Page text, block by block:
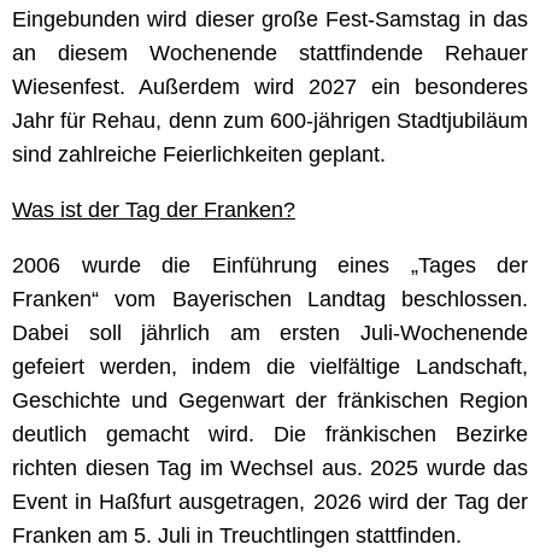
Eingebunden wird dieser große Fest-Samstag in das
an diesem Wochenende stattfindende Rehauer
Wiesenfest. Außerdem wird 2027 ein besonderes
Jahr für Rehau, denn zum 600-jährigen Stadtjubiläum
sind zahlreiche Feierlichkeiten geplant.
Was ist der Tag der Franken?
2006 wurde die Einführung eines „Tages der
Franken“ vom Bayerischen Landtag beschlossen.
Dabei soll jährlich am ersten Juli-Wochenende
gefeiert werden, indem die vielfältige Landschaft,
Geschichte und Gegenwart der fränkischen Region
deutlich gemacht wird. Die fränkischen Bezirke
richten diesen Tag im Wechsel aus. 2025 wurde das
Event in Haßfurt ausgetragen, 2026 wird der Tag der
Franken am 5. Juli in Treuchtlingen stattfinden.